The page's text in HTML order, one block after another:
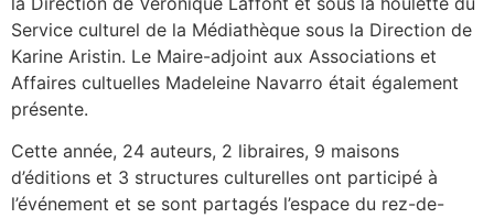
Service culturel de la Médiathèque sous la Direction de
Karine Aristin. Le Maire-adjoint aux Associations et
Affaires cultuelles Madeleine Navarro était également
présente.
Cette année, 24 auteurs, 2 libraires, 9 maisons
d’éditions et 3 structures culturelles ont participé à
l’événement et se sont partagés l’espace du rez-de-